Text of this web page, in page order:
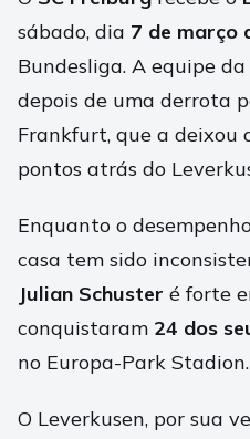
sábado, dia 7 de março
Bundesliga. A equipe
depois de uma derrota
Frankfurt, que a deixou
pontos atrás do
Enquanto o
casa tem sido
Julian Schuster é forte
conquistaram 24 dos
no Europa-Park Stadion.
O Leverkusen, por sua